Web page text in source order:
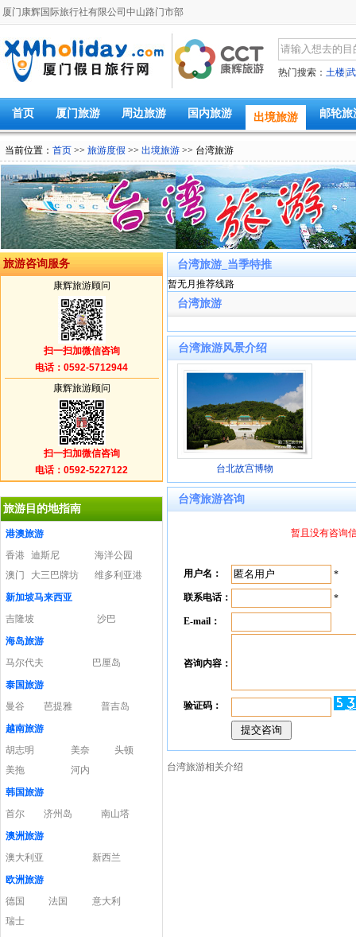
厦门康辉国际旅行社有限公司中山路门市部
热门搜索： 土楼
首页 厦门旅游 周边旅游 国内旅游 出境旅游 邮轮旅
当前位置： 首页 >> 旅游度假 >> 出境旅游 >> 台湾旅游
旅游咨询服务
康辉旅游顾问
扫一扫加微信咨询
电话：0592-5712944
康辉旅游顾问
扫一扫加微信咨询
电话：0592-5227122
旅游目的地指南
港澳旅游
香港
迪斯尼
海洋公园
澳门
大三巴牌坊
维多利亚港
新加坡马来西亚
吉隆坡
沙巴
海岛旅游
马尔代夫
巴厘岛
泰国旅游
曼谷
芭提雅
普吉岛
越南旅游
胡志明
美奈
头顿
美拖
河内
韩国旅游
首尔
济州岛
南山塔
澳洲旅游
澳大利亚
新西兰
欧洲旅游
德国
法国
意大利
瑞士
台湾旅游_当季特推
暂无月推荐线路
台湾旅游
台湾旅游风景介绍
台北故宫博物
台湾旅游咨询
暂且没有咨询
用户名： *
联系电话： *
E-mail：
咨询内容：
验证码：
台湾旅游相关介绍